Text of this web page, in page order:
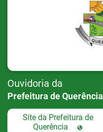
Ouvidoria da
Prefeitura de Querência
Site da Prefeitura de
Querência